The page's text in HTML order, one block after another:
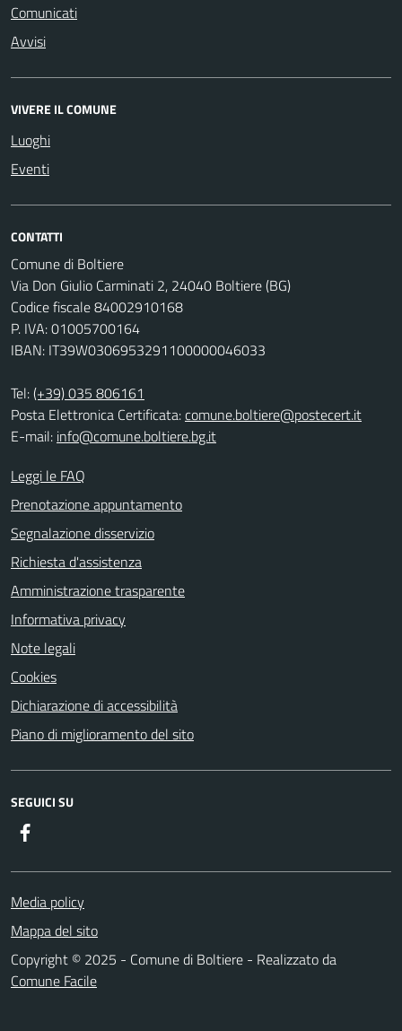
Comunicati
Avvisi
VIVERE IL COMUNE
Luoghi
Eventi
CONTATTI
Comune di Boltiere
Via Don Giulio Carminati 2, 24040 Boltiere (BG)
Codice fiscale 84002910168
P. IVA: 01005700164
IBAN: IT39W0306953291100000046033
Tel:(+39) 035 806161
Posta Elettronica Certificata:comune.boltiere@postecert.it
E-mail: info@comune.boltiere.bg.it
Leggi le FAQ
Prenotazione appuntamento
Segnalazione disservizio
Richiesta d'assistenza
Amministrazione trasparente
Informativa privacy
Note legali
Cookies
Dichiarazione di accessibilità
Piano di miglioramento del sito
SEGUICI SU
Media policy
Mappa del sito
Copyright © 2025 - Comune di Boltiere - Realizzato da
Comune Facile